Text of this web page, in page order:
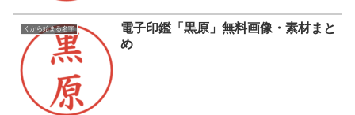
くから始まる名字
電子印鑑「黒原」無料画像・素材まと
め